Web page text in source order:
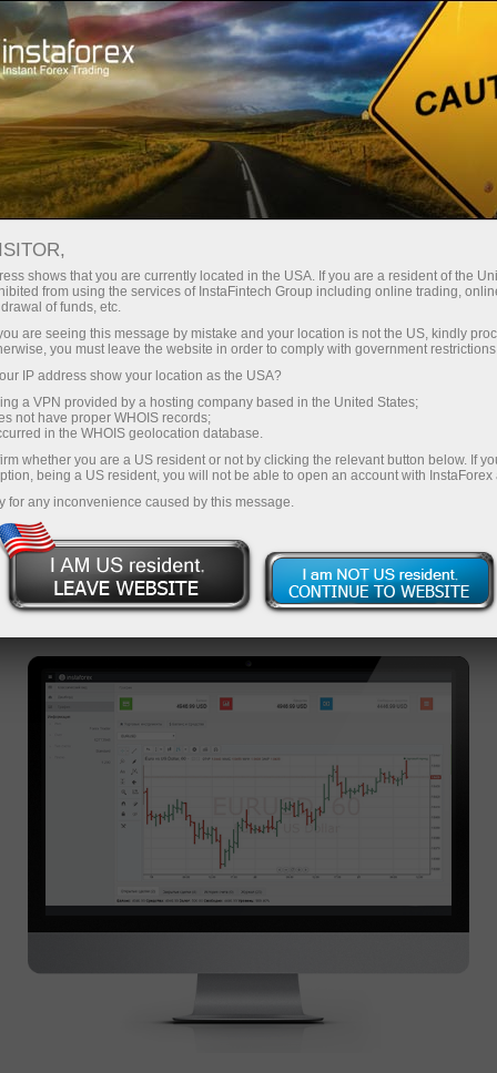
Untuk Pedagang
Platform Dagangan Web
PLATFORM DAGANGAN
DALAM TALIAN WEBTRADER
Buka akaun perdagangan
Buka akaun demo
PLATFORM PERDAGANGAN
WEBTRADER
shows that you are currently located in the USA. If you are a resident of the
from using the services of InstaFintech Group including online trading,
of funds, etc.
are seeing this message by mistake and your location is not the US, kindly
you must leave the website in order to comply with government
IP address show your location as the USA?
a VPN provided by a hosting company based in the United States;
not have proper WHOIS records;
in the WHOIS geolocation database.
whether you are a US resident or not by clicking the relevant button below. If
being a US resident, you will not be able to open an account with InstaForex
for any inconvenience caused by this message.